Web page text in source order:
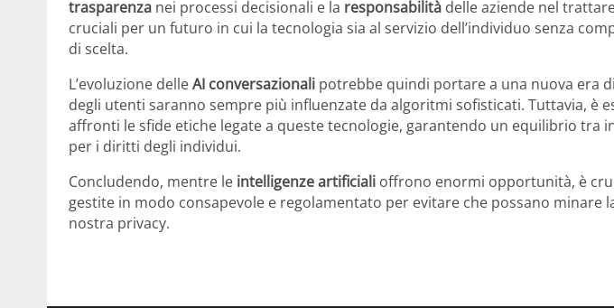
trasparenza nei processi decisionali e la responsabilità delle aziende nel
cruciali per un futuro in cui la tecnologia sia al servizio dell’individuo senza
di scelta.
L’evoluzione delleAI conversazionali potrebbe quindi portare a una nuova era
degli utenti saranno sempre più influenzate da algoritmi sofisticati. Tuttavia, è
affronti le sfide etiche legate a queste tecnologie, garantendo un equilibrio tra
per i diritti degli individui.
Concludendo, mentre le intelligenze artificiali offrono enormi opportunità, è
gestite in modo consapevole e regolamentato per evitare che possano minare
nostra privacy.